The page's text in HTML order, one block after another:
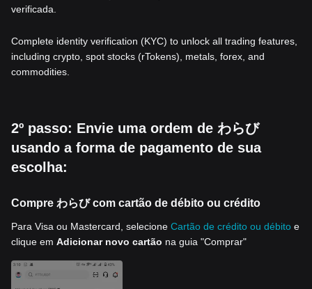
verificada.
Complete identity verification (KYC) to unlock all trading features,
including crypto, spot stocks (rTokens), metals, forex, and
commodities.
2º passo: Envie uma ordem de わらび
usando a forma de pagamento de sua
escolha:
Compre わらび com cartão de débito ou crédito
Para Visa ou Mastercard, selecione Cartão de crédito ou débito e
clique em Adicionar novo cartão na guia "Comprar"